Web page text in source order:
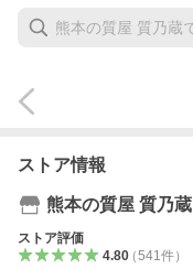
ストア情報
熊本の質屋 質乃蔵
ストア評価
4.80（541 件）